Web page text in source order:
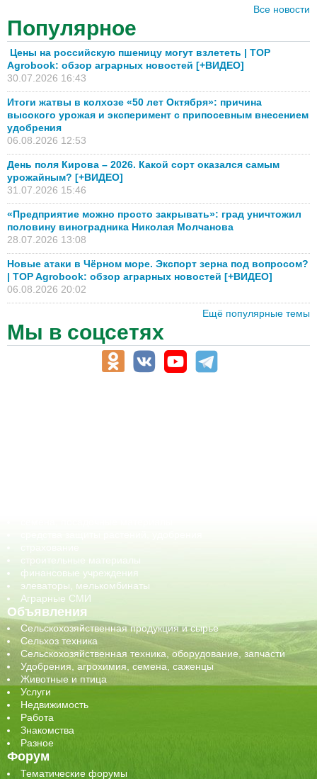
Все новости
Популярное
Цены на российскую пшеницу могут взлететь | TOP
Agrobook: обзор аграрных новостей [+ВИДЕО]
30.07.2026 16:43
Итоги жатвы в колхозе «50 лет Октября»: причина
высокого урожая и эксперимент с припосевным внесением
удобрения
06.08.2026 12:53
День поля Кирова – 2026. Какой сорт оказался самым
урожайным? [+ВИДЕО]
31.07.2026 15:46
«Предприятие можно просто закрывать»: град уничтожил
половину виноградника Николая Молчанова
28.07.2026 13:08
Новые атаки в Чёрном море. Экспорт зерна под вопросом?
| TOP Agrobook: обзор аграрных новостей [+ВИДЕО]
06.08.2026 20:02
Ещё популярные темы
Мы в соцсетях
строительные материалы
финансовые учреждения
элеваторы, мелькомбинаты
Аграрные СМИ
Объявления
Сельскохозяйственная продукция и сырье
Сельхоз техника
Сельскохозяйственная техника, оборудование, запчасти
Удобрения, агрохимия, семена, саженцы
Животные и птица
Услуги
Недвижимость
Работа
Знакомства
Разное
Форум
Тематические форумы